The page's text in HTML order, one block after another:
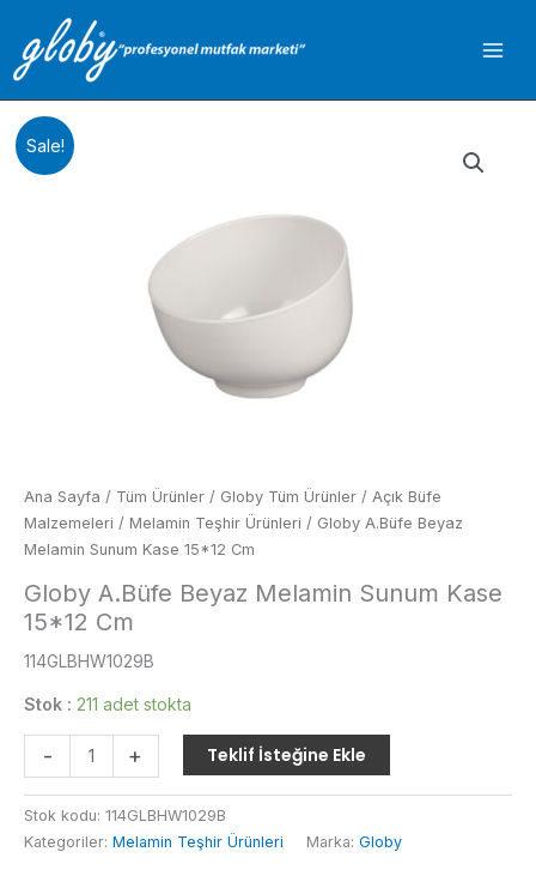
Sale!
Ana Sayfa / Tüm Ürünler / Globy Tüm Ürünler / Açık Büfe
Malzemeleri / Melamin Teşhir Ürünleri / Globy A.Büfe Beyaz
Melamin Sunum Kase 15*12 Cm
Globy A.Büfe Beyaz Melamin Sunum Kase
15*12 Cm
114GLBHW1029B
Stok : 211 adet stokta
-
A.Büfe
Beyaz
Melamin
Sunum
+ Teklif İsteğine Ekle
Stok kodu: 114GLBHW1029B
Kategoriler: Melamin Teşhir Ürünleri Marka: Globy